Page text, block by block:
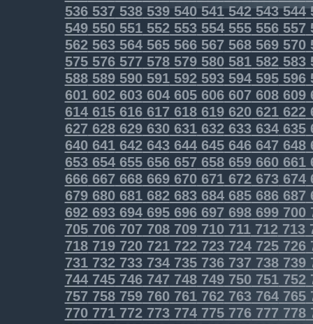
536537538539540541542543544
549550551552553554555556557
562563564565566567568569570
575576577578579580581582583
588589590591592593594595596
601602603604605606607608609
614615616617618619620621622
627628629630631632633634635
640641642643644645646647648
653654655656657658659660661
666667668669670671672673674
679680681682683684685686687
692693694695696697698699700
705706707708709710711712713
718719720721722723724725726
731732733734735736737 738739
744745746747748749750751752
757758759760761762763764765
770771772773774775776777 778